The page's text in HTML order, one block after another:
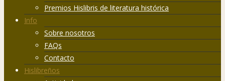
Premios Hislibris de literatura histórica
Info
Sobre nosotros
FAQs
Contacto
Hislibreños